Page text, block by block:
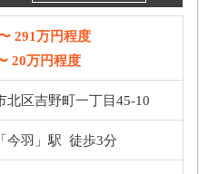
291万円程度
20万円程度
北区吉野町一丁目45-10
今羽」駅 徒歩3分